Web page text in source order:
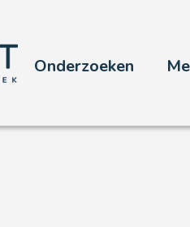
Onderzoeken